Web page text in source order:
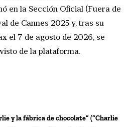
en la Sección Oficial (Fuera de
de Cannes 2025 y, tras su
el 7 de agosto de 2026, se
de la plataforma.
y la fábrica de chocolate” (“Charlie